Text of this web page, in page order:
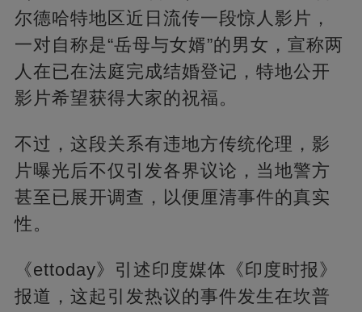
尔德哈特地区近日流传一段惊人影片，
一对自称是“岳母与女婿”的男女，宣称两
人在已在法庭完成结婚登记，特地公开
影片希望获得大家的祝福。
不过，这段关系有违地方传统伦理，影
片曝光后不仅引发各界议论，当地警方
甚至已展开调查，以便厘清事件的真实
性。
《ettoday》引述印度媒体《印度时报》
报道，这起引发热议的事件发生在坎普